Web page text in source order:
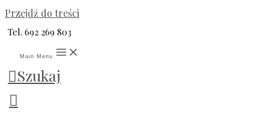
Przejdź do treści
Tel. 692 269 803
Main Menu
Szukaj